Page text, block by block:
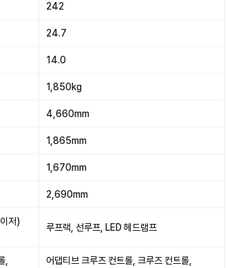
242
24.7
14.0
1,850kg
4,660mm
1,865mm
1,670mm
2,690mm
저)
루프랙, 선루프, LED 헤드램프
,
어댑티브 크루즈 컨트롤, 크루즈 컨트롤,